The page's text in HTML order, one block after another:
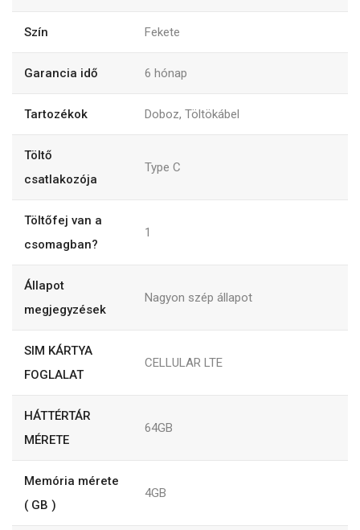
Szín Fekete
Garancia idő 6 hónap
Tartozékok Doboz, Töltökábel
Töltő
csatlakozója
Type C
Töltőfej van a
csomagban?
1
Állapot
megjegyzések
Nagyon szép állapot
SIM KÁRTYA
FOGLALAT
CELLULAR LTE
HÁTTÉRTÁR
MÉRETE
64GB
Memória mérete
( GB )
4GB